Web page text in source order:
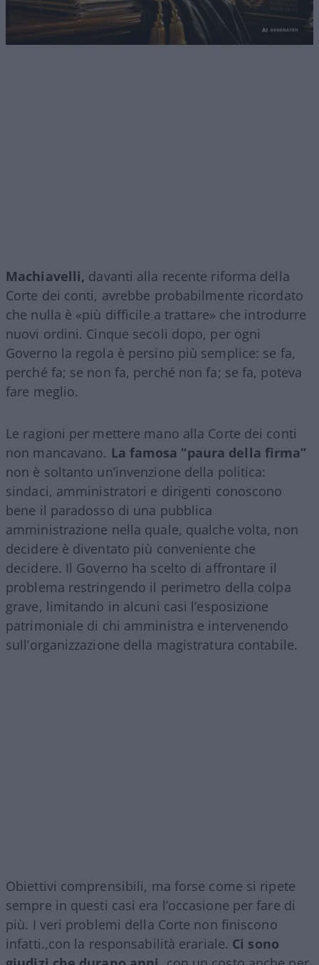
Machiavelli, davanti alla recente riforma della
Corte dei conti, avrebbe probabilmente ricordato
che nulla è «più difficile a trattare» che introdurre
nuovi ordini. Cinque secoli dopo, per ogni
Governo la regola è persino più semplice: se fa,
perché fa; se non fa, perché non fa; se fa, poteva
fare meglio.
Le ragioni per mettere mano alla Corte dei conti
non mancavano. La famosa “paura della firma”
non è soltanto un’invenzione della politica:
sindaci, amministratori e dirigenti conoscono
bene il paradosso di una pubblica
amministrazione nella quale, qualche volta, non
decidere è diventato più conveniente che
decidere. Il Governo ha scelto di affrontare il
problema restringendo il perimetro della colpa
grave, limitando in alcuni casi l’esposizione
patrimoniale di chi amministra e intervenendo
sull’organizzazione della magistratura contabile.
Obiettivi comprensibili, ma forse come si ripete
sempre in questi casi era l’occasione per fare di
più. I veri problemi della Corte non finiscono
infatti.,con la responsabilità erariale. Ci sono